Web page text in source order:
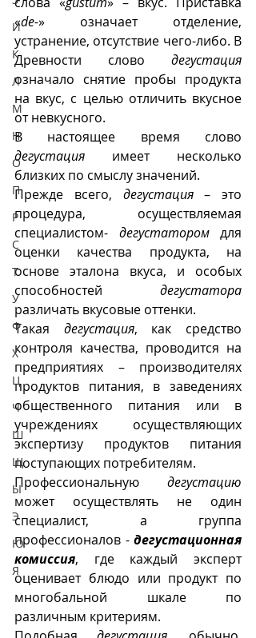
И
К
Л
М
Н
О
П
Р
С
Т
У
Ф
Х
Ц
Ч
Ш
Щ
Ы
Э
Ю
Я
«de-» означает отделение,
устранение, отсутствие чего-либо. В
Древности слово
означало снятие пробы продукта
на вкус, с целью отличить вкусное
от невкусного.
дегустация имеет несколько
близких по смыслу значений.
Прежде всего, дегустация – это
процедура, осуществляемая
специалистом- дегустатором для
оценки качества продукта, на
основе эталона вкуса, и особых
способностей дегустатора
различать вкусовые оттенки.
Такая дегустация, как средство
контроля качества, проводится на
предприятиях – производителях
продуктов питания, в заведениях
общественного питания или в
учреждениях осуществляющих
экспертизу продуктов питания
поступающих потребителям.
Профессиональную дегустацию
может осуществлять не один
специалист, а группа
профессионалов - дегустационная
комиссия, где каждый эксперт
оценивает блюдо или продукт по
многобальной шкале по
различным критериям.